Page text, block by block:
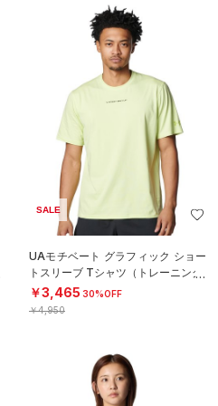
SALE
UAモチベート グラフィック ショー
トスリーブ Tシャツ（トレーニング/
MEN）
￥3,465 30%OFF
￥4,950